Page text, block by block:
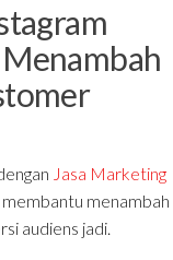
Jasa Marketing
menambah
audiens jadi.